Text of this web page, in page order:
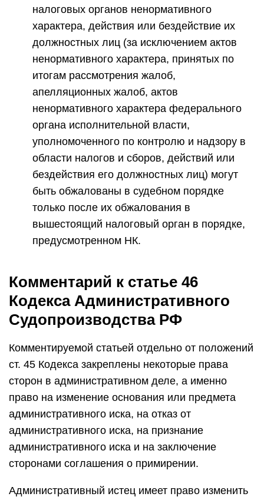
налоговых органов ненормативного
характера, действия или бездействие их
должностных лиц (за исключением актов
ненормативного характера, принятых по
итогам рассмотрения жалоб,
апелляционных жалоб, актов
ненормативного характера федерального
органа исполнительной власти,
уполномоченного по контролю и надзору в
области налогов и сборов, действий или
бездействия его должностных лиц) могут
быть обжалованы в судебном порядке
только после их обжалования в
вышестоящий налоговый орган в порядке,
предусмотренном НК.
Комментарий к статье 46
Кодекса Административного
Судопроизводства РФ
Комментируемой статьей отдельно от положений
ст. 45 Кодекса закреплены некоторые права
сторон в административном деле, а именно
право на изменение основания или предмета
административного иска, на отказ от
административного иска, на признание
административного иска и на заключение
сторонами соглашения о примирении.
Административный истец имеет право изменить